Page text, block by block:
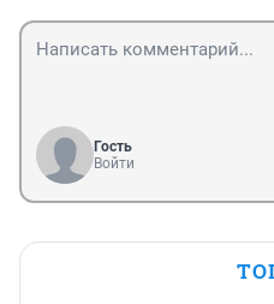
Гость
Войти